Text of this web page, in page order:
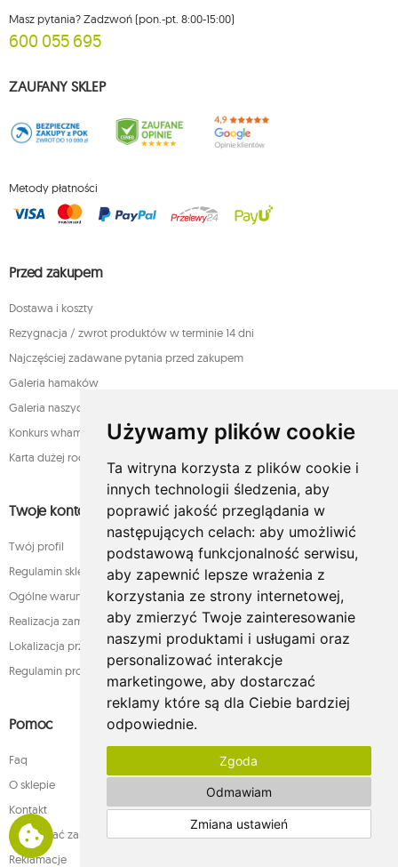
Używamy plików cookie
Ta witryna korzysta z plików cookie i
innych technologii śledzenia, aby
poprawić jakość przeglądania w
następujących celach: aby umożliwić
podstawową funkcjonalność serwisu,
aby zapewnić lepsze wrażenia z
korzystania ze strony internetowej,
aby zmierzyć Twoje zainteresowanie
naszymi produktami i usługami oraz
personalizować interakcje
marketingowe, aby dostarczać
reklamy które są dla Ciebie bardziej
odpowiednie.
Zgoda
Odmawiam
Zmiana ustawień
Masz pytania? Zadzwoń (pon.-pt. 8:00-15:00)
600 055 695
ZAUFANY SKLEP
Metody płatności
Przed zakupem
Dostawa i koszty
Rezygnacja / zwrot produktów w terminie 14 dni
Najczęściej zadawane pytania przed zakupem
Galeria hamaków
Galeria naszych klientów
Konkurs whamaku - rozstrzygnięty!
Karta dużej rodziny
Twoje konto
Twój profil
Regulamin sklepu internetowego whamaku.pl
Ogólne warunki sprzedaży
Realizacja zamówienia
Lokalizacja przesyłki
Regulamin programu lojalnościowego
Pomoc
Faq
O sklepie
Kontakt
Jak składać zamówienia w sklepie whamaku.pl?
Reklamacje